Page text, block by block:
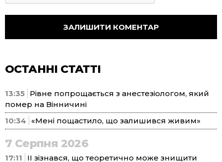
ОСТАННІ СТАТТІ
13:35 Рівне попрощається з анестезіологом, який
помер на Вінничині
10:34
«Мені пощастило, що залишився живим»
7 Серпня 2026
17:11
ІІ зізнався, що теоретично може знищити